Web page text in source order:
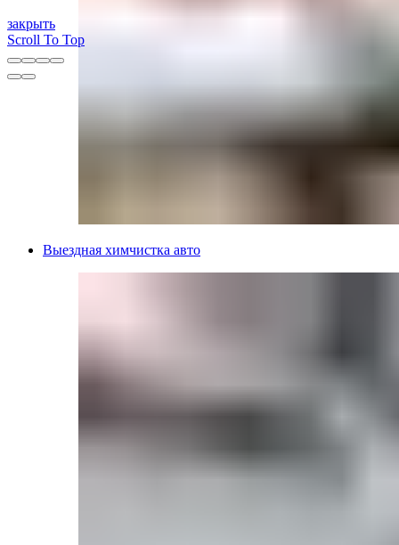
Выездная химчистка авто
закрыть
Scroll To Top